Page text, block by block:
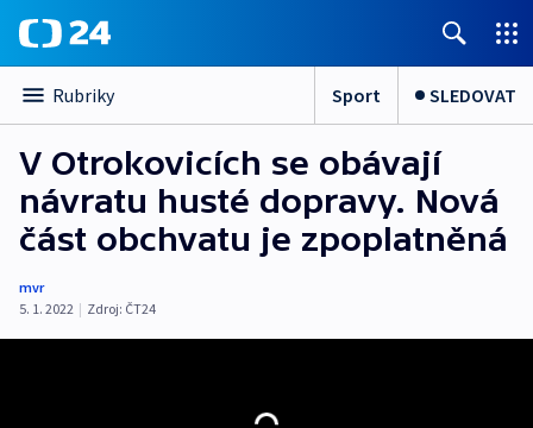
Rubriky Sport SLEDOVAT
V Otrokovicích se obávají
návratu husté dopravy. Nová
část obchvatu je zpoplatněná
mvr
5. 1. 2022 | Zdroj: ČT24